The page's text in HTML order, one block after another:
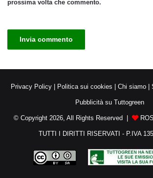
prossima volta che commento.
Privacy Policy| Politica sui cookies Chi siamo|
Pubblicità su Tuttogreen
© Copyright 2026, All Rights Reserved |
TUTTI I DIRITTI RISERVATI - P.IVA